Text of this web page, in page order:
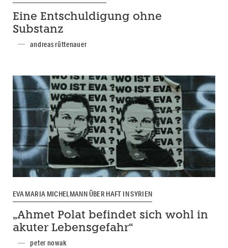
Eine Entschuldigung ohne
Substanz
andreas rüttenauer
EVA MARIA MICHELMANN ÜBER HAFT IN SYRIEN
„Ahmet Polat befindet sich wohl in
akuter Lebensgefahr“
peter nowak